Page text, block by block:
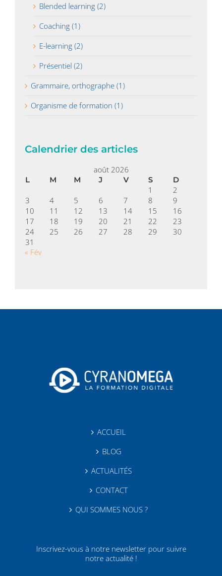
Blended learning (2)
Coaching (1)
E-learning (2)
Présentiel (2)
Grammaire, orthographe (1)
Organisme de formation (1)
Calendrier des articles
août 2026
L M M J V S D
1
2
3
4 5 6 7 8
9
10
11 12 13 14 15
16
17
18 19 20 21 22
23
24
25 26 27 28 29
30
31
« Fév
ACCUEIL
BLOG
ACTUALITÉS
CONTACT
QUI SOMMES NOUS ?
Inscrivez-vous à notre newsletter pour suivre
notre actualité !